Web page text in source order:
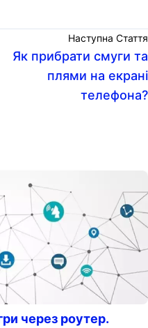
Наступна Стаття
Як прибрати смуги та
плями на екрані
телефона?
через роутер.